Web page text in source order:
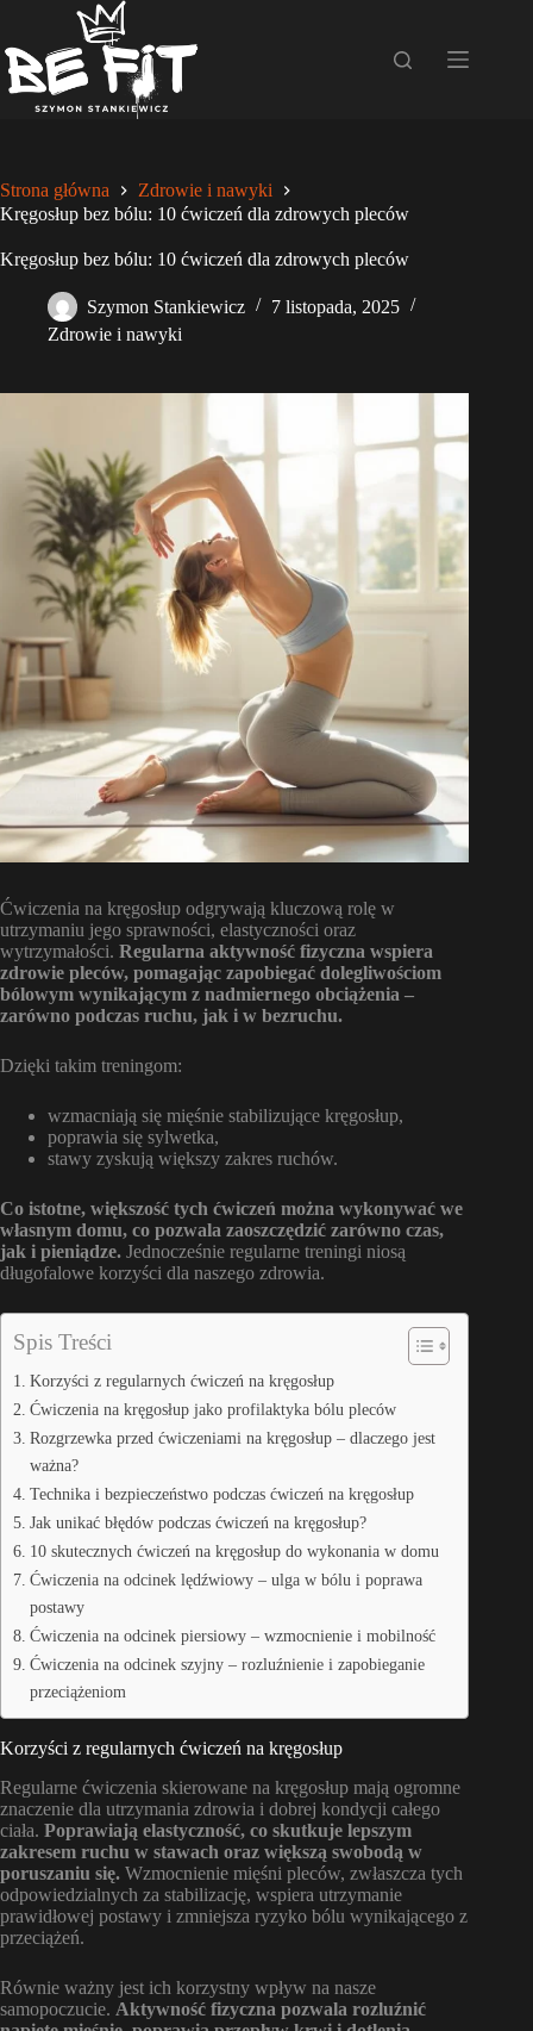
treści
Strona główna
Zdrowie i nawyki
Kręgosłup bez bólu: 10 ćwiczeń dla zdrowych pleców
Kręgosłup bez bólu: 10 ćwiczeń dla zdrowych pleców
Szymon Stankiewicz
7 listopada, 2025
Zdrowie i nawyki
Ćwiczenia na kręgosłup odgrywają kluczową rolę w
utrzymaniu jego sprawności, elastyczności oraz
wytrzymałości. Regularna aktywność fizyczna wspiera
zdrowie pleców, pomagając zapobiegać dolegliwościom
bólowym wynikającym z nadmiernego obciążenia –
zarówno podczas ruchu, jak i w bezruchu.
Dzięki takim treningom:
wzmacniają się mięśnie stabilizujące kręgosłup,
poprawia się sylwetka,
stawy zyskują większy zakres ruchów.
Co istotne, większość tych ćwiczeń można wykonywać we
własnym domu, co pozwala zaoszczędzić zarówno czas,
jak i pieniądze. Jednocześnie regularne treningi niosą
długofalowe korzyści dla naszego zdrowia.
Spis Treści
Korzyści z regularnych ćwiczeń na kręgosłup
Ćwiczenia na kręgosłup jako profilaktyka bólu pleców
Rozgrzewka przed ćwiczeniami na kręgosłup – dlaczego jest
ważna?
Technika i bezpieczeństwo podczas ćwiczeń na kręgosłup
Jak unikać błędów podczas ćwiczeń na kręgosłup?
10 skutecznych ćwiczeń na kręgosłup do wykonania w domu
Ćwiczenia na odcinek lędźwiowy – ulga w bólu i poprawa
postawy
Ćwiczenia na odcinek piersiowy – wzmocnienie i mobilność
Ćwiczenia na odcinek szyjny – rozluźnienie i zapobieganie
przeciążeniom
Korzyści z regularnych ćwiczeń na kręgosłup
Regularne ćwiczenia skierowane na kręgosłup mają ogromne
znaczenie dla utrzymania zdrowia i dobrej kondycji całego
ciała. Poprawiają elastyczność, co skutkuje lepszym
zakresem ruchu w stawach oraz większą swobodą w
poruszaniu się. Wzmocnienie mięśni pleców, zwłaszcza tych
odpowiedzialnych za stabilizację, wspiera utrzymanie
prawidłowej postawy i zmniejsza ryzyko bólu wynikającego z
przeciążeń.
Równie ważny jest ich korzystny wpływ na nasze
samopoczucie. Aktywność fizyczna pozwala rozluźnić